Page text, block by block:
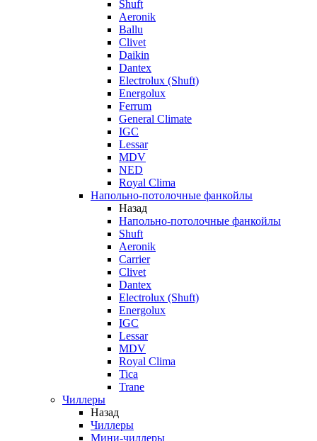
Shuft
Aeronik
Ballu
Clivet
Daikin
Dantex
Electrolux (Shuft)
Energolux
Ferrum
General Climate
IGC
Lessar
MDV
NED
Royal Clima
Напольно-потолочные фанкойлы
Назад
Напольно-потолочные фанкойлы
Shuft
Aeronik
Carrier
Clivet
Dantex
Electrolux (Shuft)
Energolux
IGC
Lessar
MDV
Royal Clima
Tica
Trane
Чиллеры
Назад
Чиллеры
Мини-чиллеры